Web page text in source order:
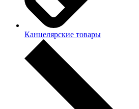
Канцелярские товары